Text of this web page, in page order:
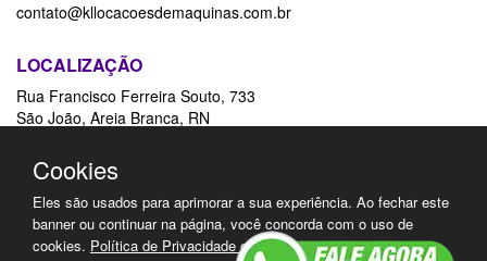
contato@kllocacoesdemaquinas.com.br
LOCALIZAÇÃO
Rua Francisco Ferreira Souto, 733
São João, Areia Branca, RN
Ver Mapa
REDES SOCIAIS
Cookies
Eles são usados para aprimorar a sua experiência. Ao fechar este
banner ou continuar na página, você concorda com o uso de
cookies. Política de Privacidade e Cookies